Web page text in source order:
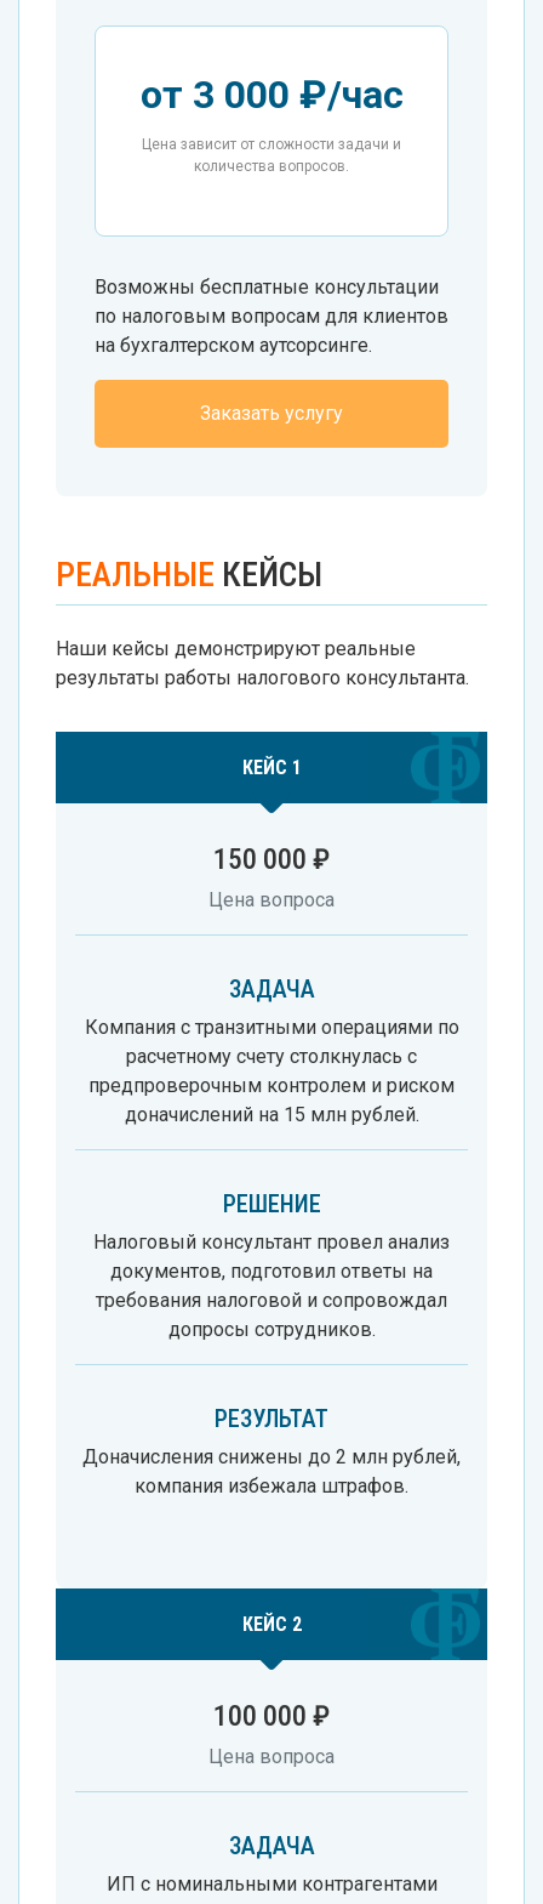
от 3 000 ₽/час
Цена зависит от сложности задачи и
количества вопросов.
Возможны бесплатные консультации
по налоговым вопросам для клиентов
на бухгалтерском аутсорсинге.
Заказать услугу
РЕАЛЬНЫЕ КЕЙСЫ
Наши кейсы демонстрируют реальные
результаты работы налогового консультанта.
КЕЙС 1
150 000 ₽
Цена вопроса
ЗАДАЧА
Компания с транзитными операциями по
расчетному счету столкнулась с
предпроверочным контролем и риском
доначислений на 15 млн рублей.
РЕШЕНИЕ
Налоговый консультант провел анализ
документов, подготовил ответы на
требования налоговой и сопровождал
допросы сотрудников.
РЕЗУЛЬТАТ
Доначисления снижены до 2 млн рублей,
компания избежала штрафов.
КЕЙС 2
100 000 ₽
Цена вопроса
ЗАДАЧА
ИП с номинальными контрагентами